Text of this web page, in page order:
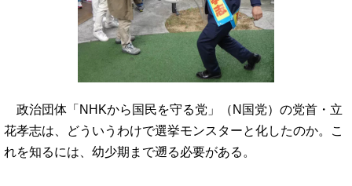
政治団体「NHKから国民を守る党」（N国党）の党首・立
花孝志は、どういうわけで選挙モンスターと化したのか。こ
れを知るには、幼少期まで遡る必要がある。